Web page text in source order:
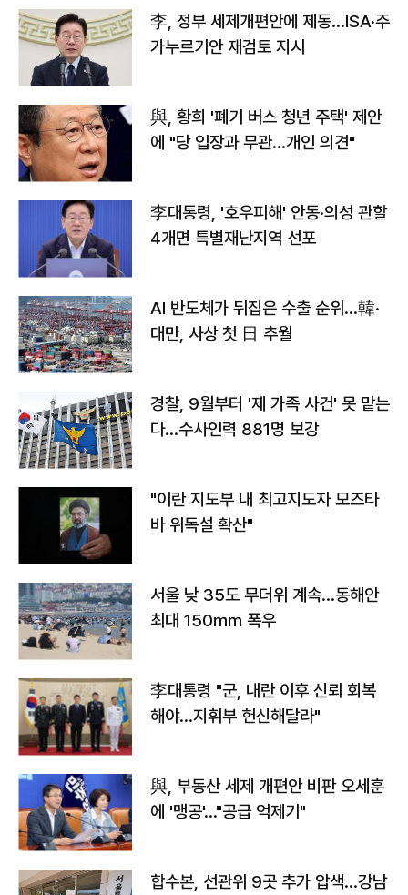
李, 정부 세제개편안에 제동…ISA·주
가누르기안 재검토 지시
與, 황희 '폐기 버스 청년 주택' 제안
에 "당 입장과 무관…개인 의견"
李대통령, '호우피해' 안동·의성 관할
4개면 특별재난지역 선포
AI 반도체가 뒤집은 수출 순위…韓·
대만, 사상 첫 日 추월
경찰, 9월부터 '제 가족 사건' 못 맡는
다…수사인력 881명 보강
"이란 지도부 내 최고지도자 모즈타
바 위독설 확산"
서울 낮 35도 무더위 계속…동해안
최대 150㎜ 폭우
李대통령 "군, 내란 이후 신뢰 회복
해야…지휘부 헌신해달라"
與, 부동산 세제 개편안 비판 오세훈
에 '맹공'…"공급 억제기"
합수본, 선관위 9곳 추가 압색…강남